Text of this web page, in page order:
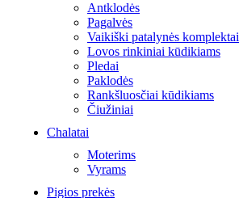
Antklodės
Pagalvės
Vaikiški patalynės komplektai
Lovos rinkiniai kūdikiams
Pledai
Paklodės
Rankšluosčiai kūdikiams
Čiužiniai
Chalatai
Moterims
Vyrams
Pigios prekės